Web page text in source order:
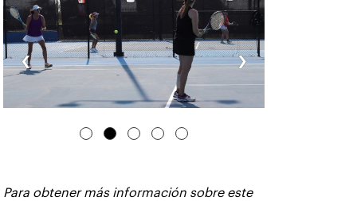
‹ ›
Para obtener más información sobre este